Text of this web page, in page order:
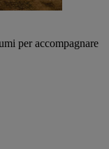
per accompagnare